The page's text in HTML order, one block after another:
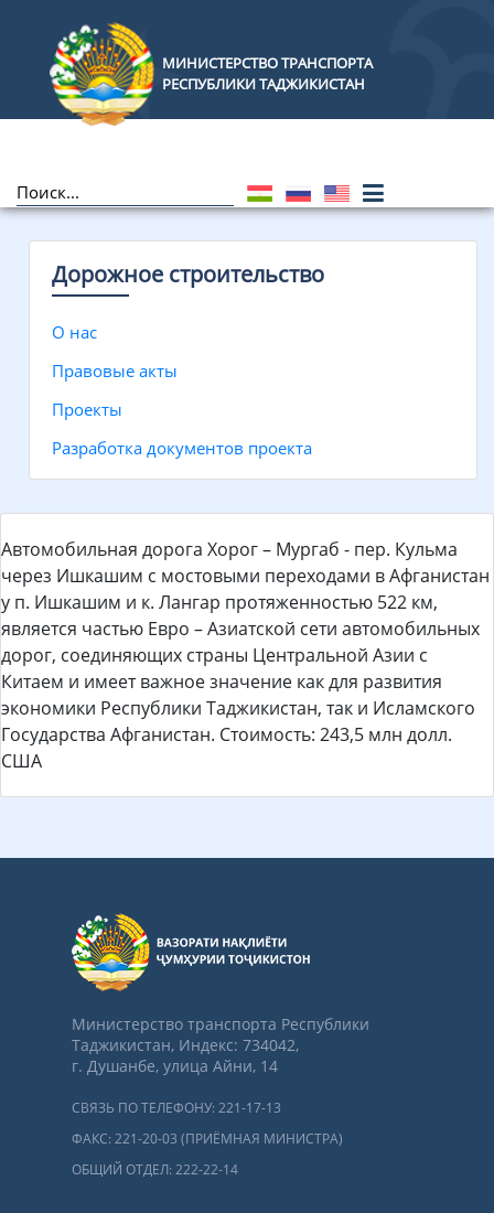
МИНИСТЕРСТВО ТРАНСПОРТА
РЕСПУБЛИКИ ТАДЖИКИСТАН
Дорожное строительство
О нас
Правовые акты
Проекты
Разработка документов проекта
Автомобильная дорога Хорог – Мургаб - пер. Кульма
через Ишкашим с мостовыми переходами в Афганистан
у п. Ишкашим и к. Лангар протяженностью 522 км,
является частью Евро – Азиатской сети автомобильных
дорог, соединяющих страны Центральной Азии с
Китаем и имеет важное значение как для развития
экономики Республики Таджикистан, так и Исламского
Государства Афганистан. Стоимость: 243,5 млн долл.
США
Министерство транспорта Республики
Таджикистан, Индекс: 734042,
г. Душанбе, улица Айни, 14
СВЯЗЬ ПО ТЕЛЕФОНУ: 221-17-13
ФАКС: 221-20-03 (ПРИЁМНАЯ МИНИСТРА)
ОБЩИЙ ОТДЕЛ: 222-22-14